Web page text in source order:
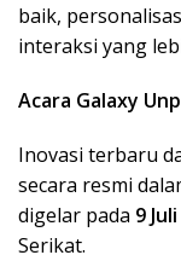
baik,
interaksi yang
Acara Galaxy
Inovasi terbaru
secara resmi
digelar pada 9
Serikat.